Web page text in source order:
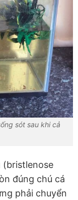
sót sau khi cả
(bristlenose
đúng chú cá
phải chuyển